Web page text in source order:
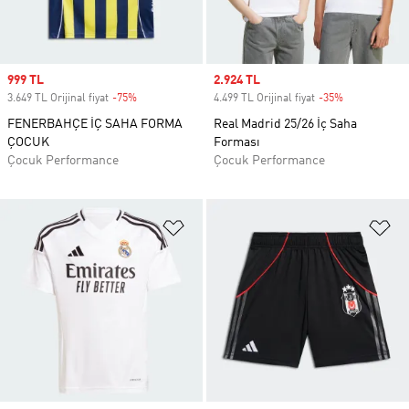
Sale price
999 TL
3.649 TL Orijinal fiyat -75%
FENERBAHÇE İÇ SAHA FORMA
ÇOCUK
Çocuk Performance
Sale price
2.924 TL
4.499 TL Orijinal fiyat -35%
Real Madrid 25/26 İç Saha
Forması
Çocuk Performance